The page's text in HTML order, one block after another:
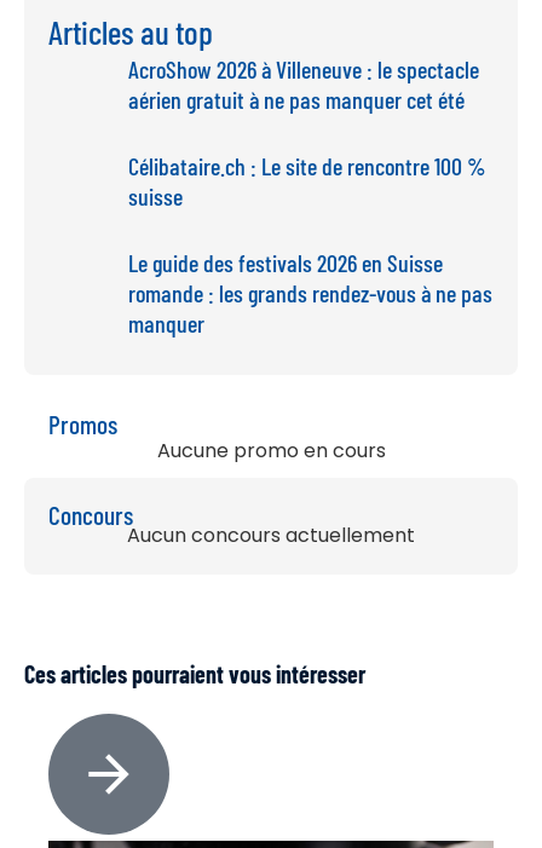
Articles au top
AcroShow 2026 à Villeneuve : le spectacle
aérien gratuit à ne pas manquer cet été
Célibataire.ch : Le site de rencontre 100 %
suisse
Le guide des festivals 2026 en Suisse
romande : les grands rendez-vous à ne pas
manquer
Promos
Aucune promo en cours
Concours
Aucun concours actuellement
Ces articles pourraient vous intéresser